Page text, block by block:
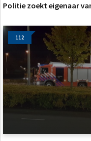
Politie zoekt eigenaar
112